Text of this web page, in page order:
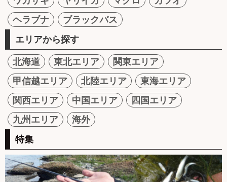
ヘラブナ
ブラックバス
エリアから探す
北海道 東北エリア
関東エリア
甲信越エリア
北陸エリア
東海エリア
関西エリア
中国エリア
四国エリア
九州エリア
海外
特集